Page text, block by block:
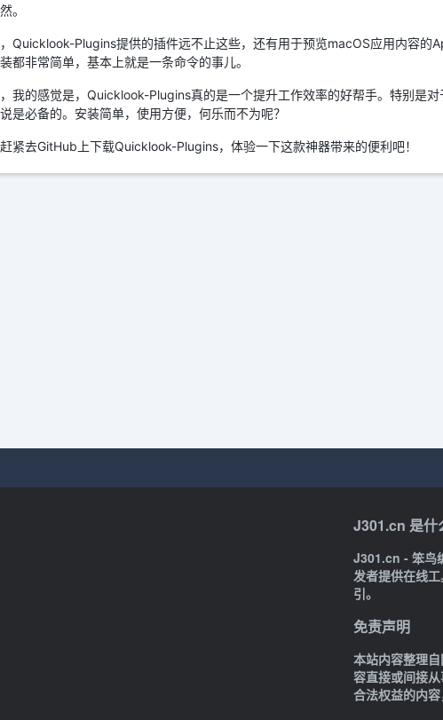
。
Quicklook-Plugins提供的插件远不止这些，还有用于预览macOS应用内容
都非常简单，基本上就是一条命令的事儿。
我的感觉是，Quicklook-Plugins真的是一个提升工作效率的好帮手。特别是
是必备的。安装简单，使用方便，何乐而不为呢？
紧去GitHub上下载Quicklook-Plugins，体验一下这款神器带来的便利吧！
J301.cn 是什
J301.cn - 笨鸟
发者提供在线
引。
免责声明
本站内容整理
容直接或间接
合法权益的内